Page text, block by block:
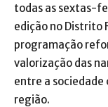
todas as sextas-
edição no Distrito
programação
valorização das
entre a sociedade
região.